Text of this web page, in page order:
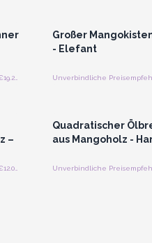
Unverbindliche Preisempfehlung : €19.20/Stück
Großer
- Elefant
–
Unverbindliche Preisempfehlung : €12.00/Stück
Quadratischer
aus Mangoholz -